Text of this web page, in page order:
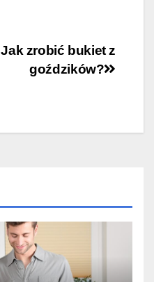
Jak zrobić bukiet z
goździków?